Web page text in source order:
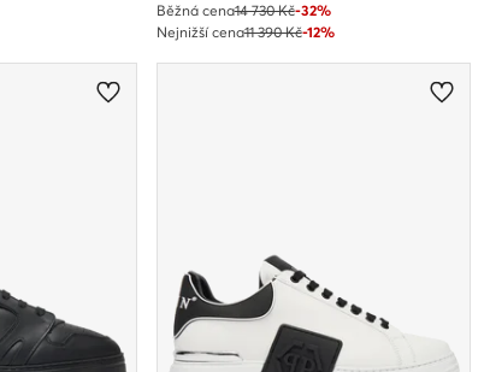
Běžná cena14 730 Kč-32%
Nejnižší cena11 390 Kč-12%